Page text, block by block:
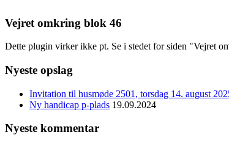
Vejret omkring blok 46
Dette plugin virker ikke pt. Se i stedet for siden "Vejret
Nyeste opslag
Invitation til husmøde 2501, torsdag 14. august
Ny handicap p-plads 19.09.2024
Nyeste kommentar